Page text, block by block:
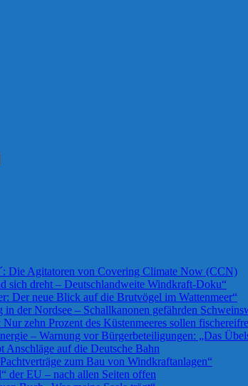
Die Agitatoren von Covering Climate Now (CCN)
sich dreht – Deutschlandweite Windkraft-Doku“
Der neue Blick auf die Brutvögel im Wattenmeer“
der Nordsee – Schallkanonen gefährden
zehn Prozent des Küstenmeeres sollen
– Warnung vor Bürgerbeteiligungen: „Das
auf die Deutsche Bahn
zum Bau von Windkraftanlagen“
der EU – nach allen Seiten offen